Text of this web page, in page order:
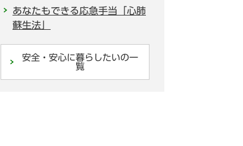
あなたもできる応急手当「心肺
蘇生法」
安全・安心に暮らしたいの一
覧